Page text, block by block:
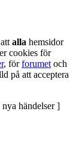
alla hemsidor
cookies för
, förforumet och
på att acceptera
händelser ]